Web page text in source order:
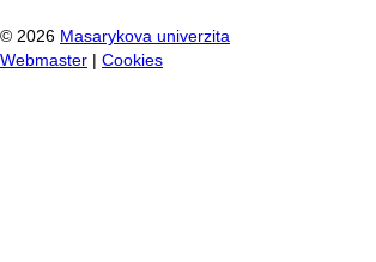
© 2026 Masarykova univerzita
Webmaster
Cookies